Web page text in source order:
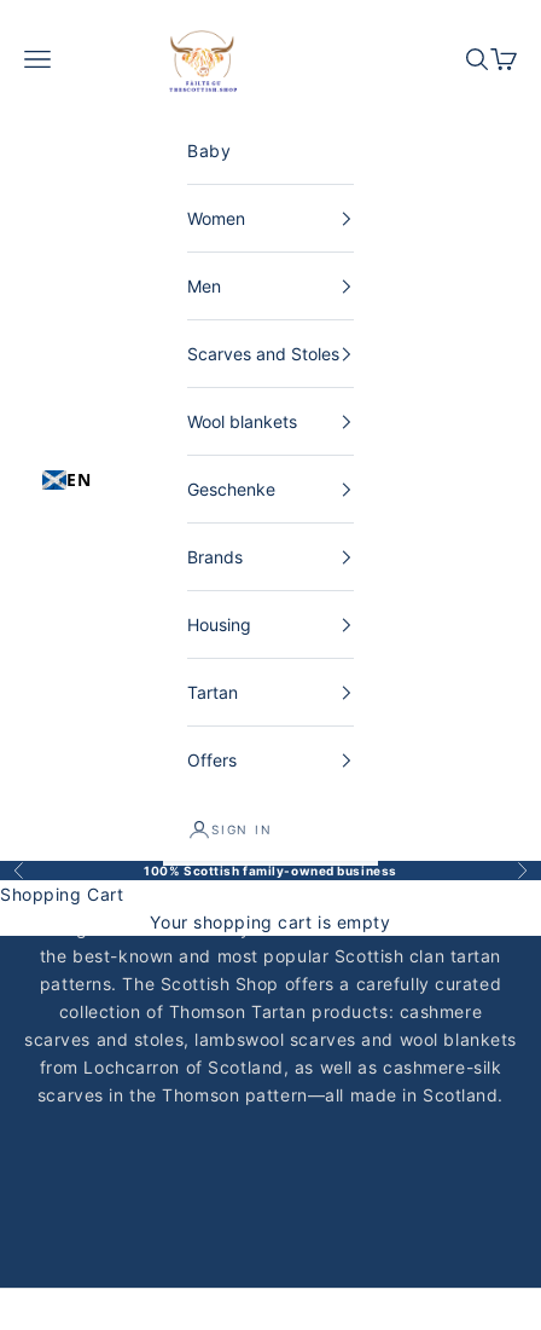
The Scottish Shop Germany
EN
Menu Search
Baby
Women
Men
Scarves and Stoles
Wool blankets
Geschenke
Brands
Housing
Tartan
Offers
SIGN IN
Back 100% Scottish family-owned business
Shopping Cart
Your shopping cart is empty
Kaschmir Schals, Stolas &
Wolldecken
The Thomson tartan—with its distinctive blue-green
background accented by red and white lines—is one of
the best-known and most popular Scottish clan tartan
patterns. The Scottish Shop offers a carefully curated
collection of Thomson Tartan products: cashmere
scarves and stoles, lambswool scarves and wool blankets
from Lochcarron of Scotland, as well as cashmere-silk
scarves in the Thomson pattern—all made in Scotland.